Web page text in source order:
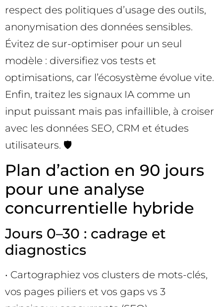
respect des politiques d’usage des outils,
anonymisation des données sensibles.
Évitez de sur-optimiser pour un seul
modèle : diversifiez vos tests et
optimisations, car l’écosystème évolue vite.
Enfin, traitez les signaux IA comme un
input puissant mais pas infaillible, à croiser
avec les données SEO, CRM et études
utilisateurs. 🛡️
Plan d’action en 90 jours
pour une analyse
concurrentielle hybride
Jours 0–30 : cadrage et
diagnostics
• Cartographiez vos clusters de mots-clés,
vos pages piliers et vos gaps vs 3